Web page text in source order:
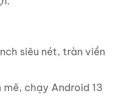
siêu nét, tràn viền
mẽ, chạy Android 13